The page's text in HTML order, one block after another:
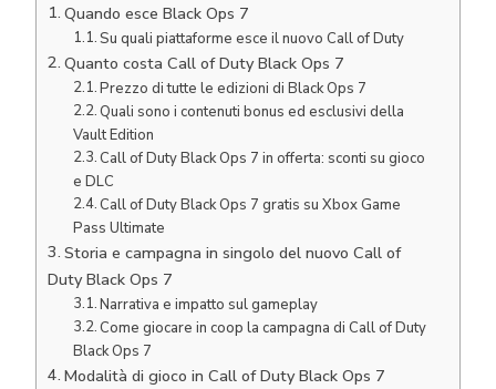
Quando esce Black Ops 7
Su quali piattaforme esce il nuovo Call of Duty
Quanto costa Call of Duty Black Ops 7
Prezzo di tutte le edizioni di Black Ops 7
Quali sono i contenuti bonus ed esclusivi della
Vault Edition
Call of Duty Black Ops 7 in offerta: sconti su gioco
e DLC
Call of Duty Black Ops 7 gratis su Xbox Game
Pass Ultimate
Storia e campagna in singolo del nuovo Call of
Duty Black Ops 7
Narrativa e impatto sul gameplay
Come giocare in coop la campagna di Call of Duty
Black Ops 7
Modalità di gioco in Call of Duty Black Ops 7